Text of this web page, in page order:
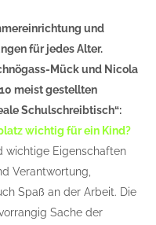
und
für jedes Alter.
Mück und Nicola
meist gestellten
Schulschreibtisch“:
wichtig für ein Kind?
wichtige Eigenschaften
Verantwortung,
Spaß an der Arbeit. Die
Sache der